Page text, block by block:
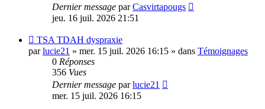
Dernier message parCasvirtapougs
jeu. 16 juil. 2026 21:51
Nouveau
message
TSA TDAH dyspraxie
parlucie21 » mer. 15 juil. 2026 16:15 » dans Témoignages
0 Réponses
356 Vues
Dernier message parlucie21
mer. 15 juil. 2026 16:15